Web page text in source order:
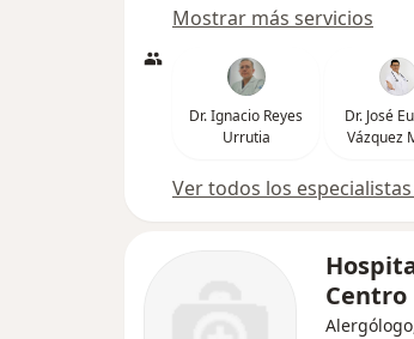
Mostrar más servicios
Dr. Ignacio Reyes
Urrutia
Dr. José
Vázquez
Ver todos los especialistas
Centro